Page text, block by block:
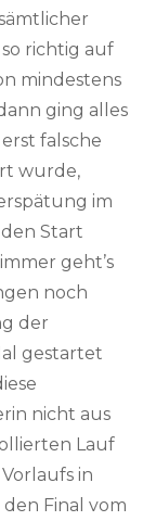
richtig auf
mindestens
ging alles
falsche
wurde,
im
Start
geht’s
noch
der
gestartet
nicht aus
Lauf
in
Final vom